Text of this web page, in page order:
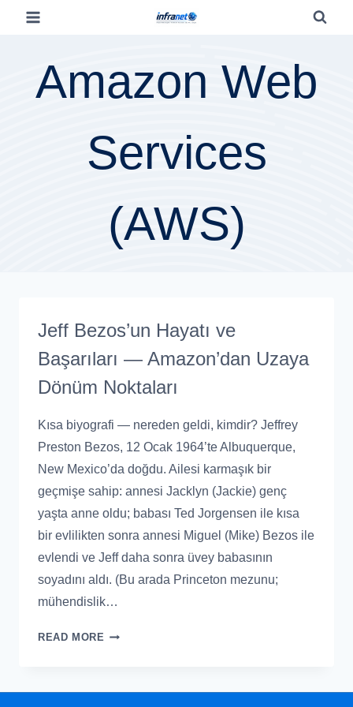
Amazon Web
Services
(AWS)
Jeff Bezos’un Hayatı ve
Başarıları — Amazon’dan Uzaya
Dönüm Noktaları
Kısa biyografi — nereden geldi, kimdir? Jeffrey
Preston Bezos, 12 Ocak 1964’te Albuquerque,
New Mexico’da doğdu. Ailesi karmaşık bir
geçmişe sahip: annesi Jacklyn (Jackie) genç
yaşta anne oldu; babası Ted Jorgensen ile kısa
bir evlilikten sonra annesi Miguel (Mike) Bezos ile
evlendi ve Jeff daha sonra üvey babasının
soyadını aldı. (Bu arada Princeton mezunu;
mühendislik…
READ MORE